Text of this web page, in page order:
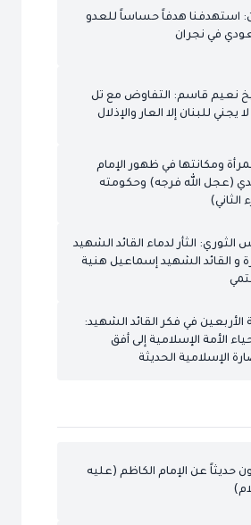
استهدفنا هدفاً حساساً للعدو
في نجران
نعيم قاسم: التفاوض مع تل
يجني للبنان إلا العار والإذلال
ومكانتها في ظهور الإمام
(عجل الله فرجه) وحكومته
الثاني)
الثوري: الثأر لدماء القائد الشهيد
و القائد الشهيد إسماعيل هنية
الأربعين في فكر القائد الشهيد:
الأمة الإسلامية إلى أفق
الإسلامية الحديثة
حديثاً عن الإمام الكاظم (عليه